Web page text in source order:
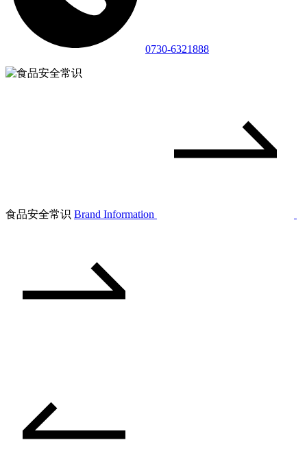
0730-6321888
食品安全常识 Brand Information